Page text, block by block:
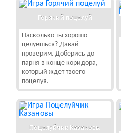
Горячий поцелуй
Насколько ты хорошо
целуешься? Давай
проверим. Доберись до
парня в конце коридора,
который ждет твоего
поцелуя.
Поцелуйчик Казановы